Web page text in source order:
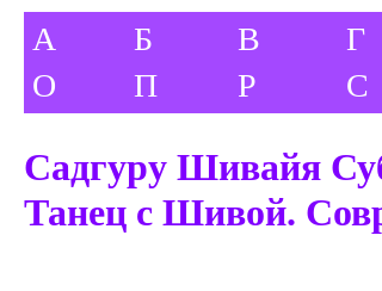
А Б В Г
О
П Р С
Садгуру Шивайя
Танец с Шивой.